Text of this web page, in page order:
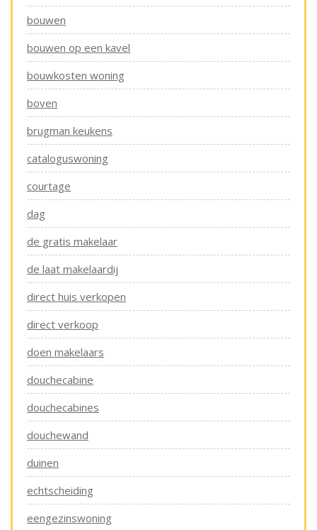
bouwen
bouwen op een kavel
bouwkosten woning
boven
brugman keukens
cataloguswoning
courtage
dag
de gratis makelaar
de laat makelaardij
direct huis verkopen
direct verkoop
doen makelaars
douchecabine
douchecabines
douchewand
duinen
echtscheiding
eengezinswoning